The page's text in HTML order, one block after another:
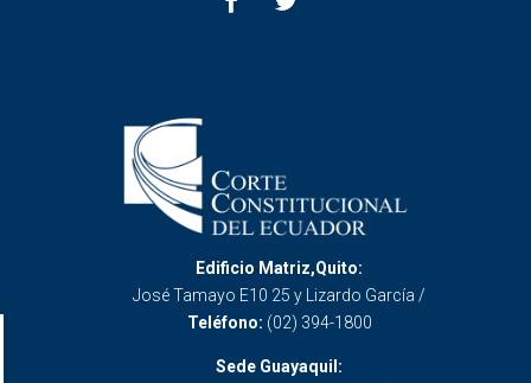
Edificio Matriz,Quito:
José Tamayo E10 25 y Lizardo García /
Teléfono: (02) 394-1800
Sede Guayaquil: